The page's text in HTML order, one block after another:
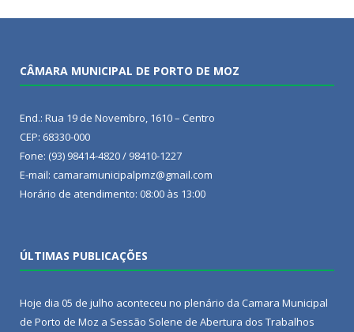
CÂMARA MUNICIPAL DE PORTO DE MOZ
End.: Rua 19 de Novembro, 1610 – Centro
CEP: 68330-000
Fone: (93) 98414-4820 / 98410-1227
E-mail: camaramunicipalpmz@gmail.com
Horário de atendimento: 08:00 às 13:00
ÚLTIMAS PUBLICAÇÕES
Hoje dia 05 de julho aconteceu no plenário da Camara Municipal
de Porto de Moz a Sessão Solene de Abertura dos Trabalhos